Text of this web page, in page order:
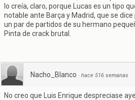
lo creía, claro, porque Lucas es un tipo
notable ante Barça y Madrid, que se
un par de partidos de su hermano
Pinta de crack brutal.
Nacho_Blanco · hace 516 semanas
No creo que Luis Enrique despreciase